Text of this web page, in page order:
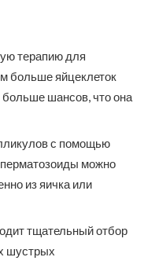
терапию для
больше яйцеклеток
больше шансов, что она
с помощью
можно
из яичка или
тщательный отбор
шустрых